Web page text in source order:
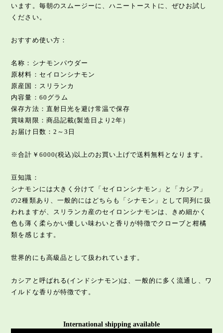
います。毎朝のスムージーに、ハニートーストに、ぜひお試し
ください。
おすすめ使い方：
名称：シナモンパウダー
原材料：セイロンシナモン
原産国：スリランカ
内容量：60グラム
保存方法：直射日光を避け常温で保存
賞味期限：商品記載(製造日より2年）
お届け日数：2～3日
※合計￥6000(税込)以上のお買い上げで送料無料となります。
豆知識：
シナモンには大きく分けて「セイロンシナモン」と「カシア」
の2種類あり、一般的にはどちらも「シナモン」として同列に扱
われますが、スリランカ産のセイロンシナモンは、きめ細かく
色も薄く柔らかい優しい味わいと香りが特徴でクローブと柑橘
類を感じます。
世界的にも高級品として扱われています。
カシアと呼ばれる(インドシナモン)は、一般的に多く流通し、ワ
イルドな香りが特徴です。
International shipping available